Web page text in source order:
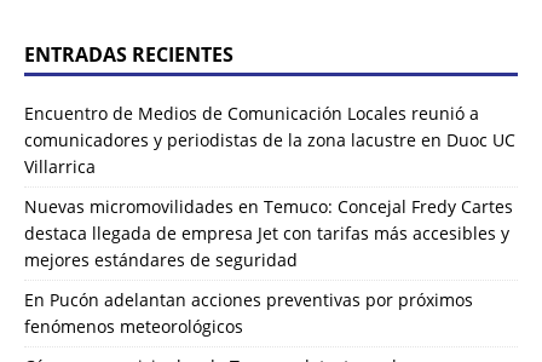
ENTRADAS RECIENTES
Encuentro de Medios de Comunicación Locales reunió a
comunicadores y periodistas de la zona lacustre en Duoc UC
Villarrica
Nuevas micromovilidades en Temuco: Concejal Fredy Cartes
destaca llegada de empresa Jet con tarifas más accesibles y
mejores estándares de seguridad
En Pucón adelantan acciones preventivas por próximos
fenómenos meteorológicos